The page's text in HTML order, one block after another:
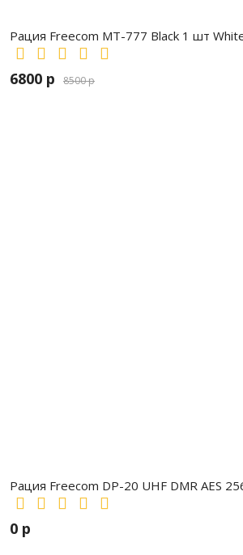
Рация Freecom MT-777 Black 1 шт
6800 р 8500 р
Рация Freecom DP-20 UHF DMR AES
0 р